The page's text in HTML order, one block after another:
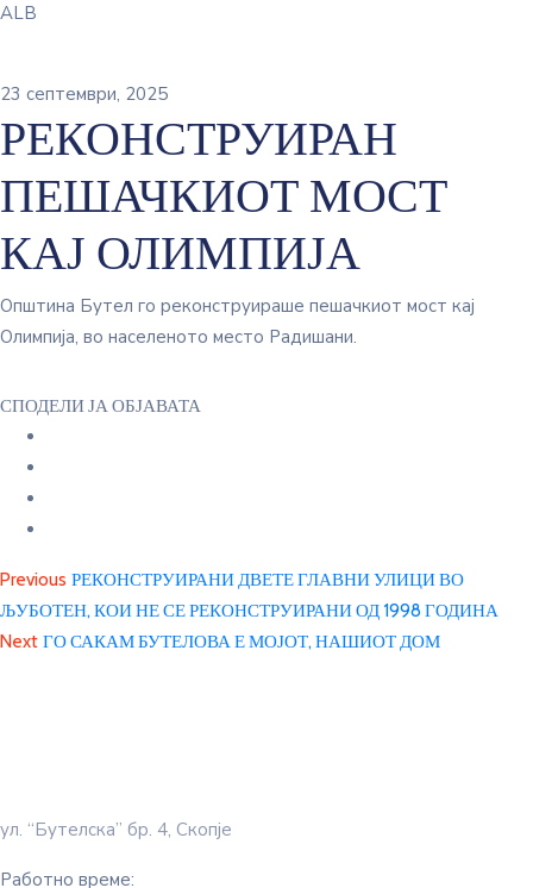
ALB
23 септември, 2025
РЕКОНСТРУИРАН
ПЕШАЧКИОТ МОСТ
КАЈ ОЛИМПИЈА
Општина Бутел го реконструираше пешачкиот мост кај
Олимпија, во населеното место Радишани.
СПОДЕЛИ ЈА ОБЈАВАТА
Previous РЕКОНСТРУИРАНИ ДВЕТЕ ГЛАВНИ УЛИЦИ ВО
ЉУБОТЕН, КОИ НЕ СЕ РЕКОНСТРУИРАНИ ОД 1998 ГОДИНА
Next ГО САКАМ БУТЕЛОВА Е МОЈОТ, НАШИОТ ДОМ
ул. “Бутелска” бр. 4, Скопје
Работно време: